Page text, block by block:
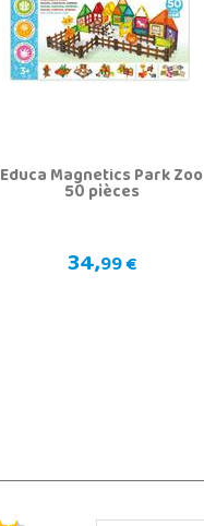
Educa Magnetics Park Zoo
50 pièces
34,99 €